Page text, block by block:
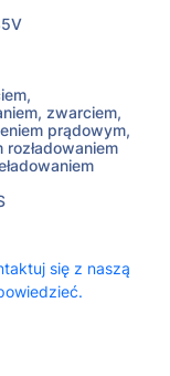
zwarciem,
prądowym,
rozładowaniem
się z naszą